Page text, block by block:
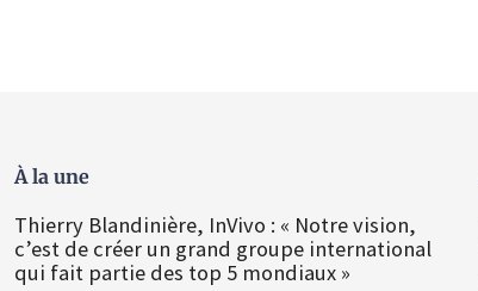
À la une
Thierry Blandinière, InVivo : « Notre vision,
c’est de créer un grand groupe international
qui fait partie des top 5 mondiaux »